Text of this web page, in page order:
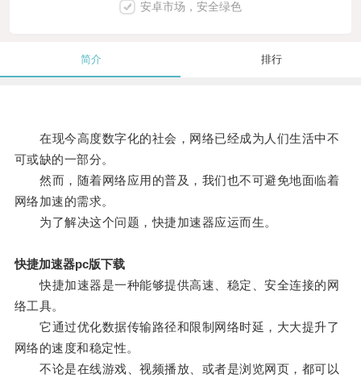
安卓市场，安全绿色
简介 排行
在现今高度数字化的社会，网络已经成为人们生活中不
可或缺的一部分。
然而，随着网络应用的普及，我们也不可避免地面临着
网络加速的需求。
为了解决这个问题，快捷加速器应运而生。
快捷加速器pc版下载
快捷加速器是一种能够提供高速、稳定、安全连接的网
络工具。
它通过优化数据传输路径和限制网络时延，大大提升了
网络的速度和稳定性。
不论是在线游戏、视频播放、或者是浏览网页，都可以